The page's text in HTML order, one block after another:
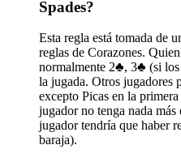
Spades?
Esta regla está tomada de
reglas de Corazones.
normalmente 2♣, 3♣ (si los
la jugada. Otros jugadores
excepto Picas en la
jugador no tenga nada
jugador tendría que haber
baraja).